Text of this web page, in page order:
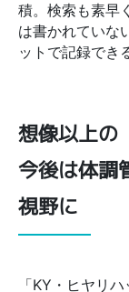
積。検索も素早
は書かれていな
ットで記録でき
想像以上の
今後は体調
視野に
「KY・ヒヤリ